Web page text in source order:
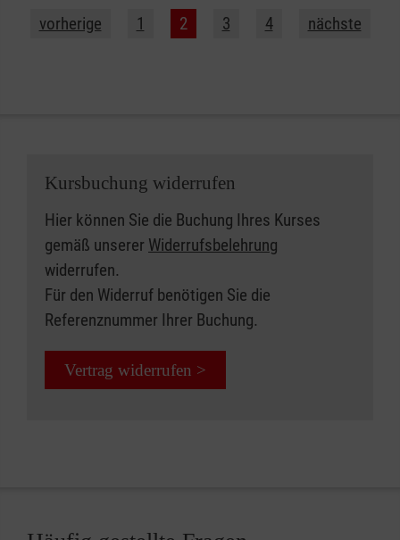
vorherige 1 2 3 4 nächste
Kursbuchung widerrufen
Hier können Sie die Buchung Ihres Kurses
gemäß unserer Widerrufsbelehrung
widerrufen.
Für den Widerruf benötigen Sie die
Referenznummer Ihrer Buchung.
Vertrag widerrufen >